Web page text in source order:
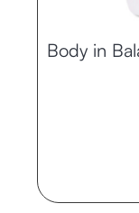
Body in